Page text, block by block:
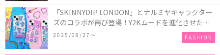
「SKINNYDIP LONDON」とナルミヤキャラクター
ズのコラボが再び登場！Y2Kムードを進化させた新
作コレクションを発売♪
2025/08/27〜 FASHION